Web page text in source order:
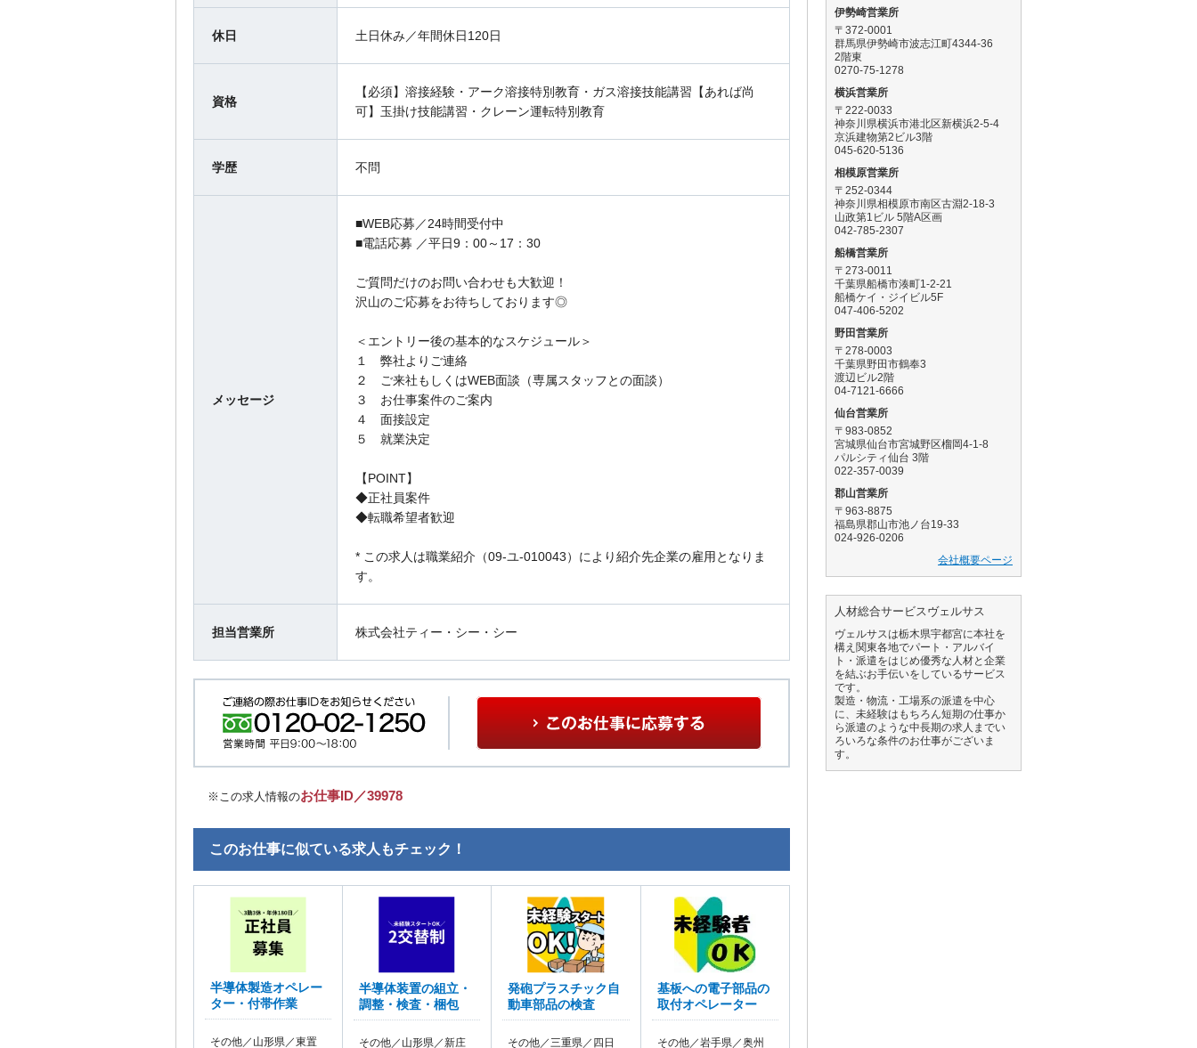
休日 土日休み／年間休日120日
資格
【必須】溶接経験・アーク溶接特別教育・ガス溶接技能講習【あれば尚
可】玉掛け技能講習・クレーン運転特別教育
学歴 不問
メッセージ
■WEB応募／24時間受付中
■電話応募 ／平日9：00～17：30
ご質問だけのお問い合わせも大歓迎！
沢山のご応募をお待ちしております◎
＜エントリー後の基本的なスケジュール＞
１ 弊社よりご連絡
２ ご来社もしくはWEB面談（専属スタッフとの面談）
３ お仕事案件のご案内
４ 面接設定
５ 就業決定
【POINT】
◆正社員案件
◆転職希望者歓迎
* この求人は職業紹介（09-ユ-010043）により紹介先企業の雇用となりま
す。
担当営業所 株式会社ティー・シー・シー
※この求人情報のお仕事ID／39978
このお仕事に似ている求人もチェック！
半導体製造オペレー
ター・付帯作業
その他／山形県／東置
半導体装置の組立・
調整・検査・梱包
その他／山形県／新庄
発砲プラスチック自
動車部品の検査
その他／三重県／四日
基板への電子部品の
取付オペレーター
その他／岩手県／奥州
伊勢崎営業所
〒372-0001
群馬県伊勢崎市波志江町4344-36
2階東
0270-75-1278
横浜営業所
〒222-0033
神奈川県横浜市港北区新横浜2-5-4
京浜建物第2ビル3階
045-620-5136
相模原営業所
〒252-0344
神奈川県相模原市南区古淵2-18-3
山政第1ビル 5階A区画
042-785-2307
船橋営業所
〒273-0011
千葉県船橋市湊町1-2-21
船橋ケイ・ジイビル5F
047-406-5202
野田営業所
〒278-0003
千葉県野田市鶴奉3
渡辺ビル2階
04-7121-6666
仙台営業所
〒983-0852
宮城県仙台市宮城野区榴岡4-1-8
パルシティ仙台 3階
022-357-0039
郡山営業所
〒963-8875
福島県郡山市池ノ台19-33
024-926-0206
会社概要ページ
人材総合サービスヴェルサス
ヴェルサスは栃木県宇都宮に本社を
構え関東各地でパート・アルバイ
ト・派遣をはじめ優秀な人材と企業
を結ぶお手伝いをしているサービス
です。
製造・物流・工場系の派遣を中心
に、未経験はもちろん短期の仕事か
ら派遣のような中長期の求人までい
ろいろな条件のお仕事がございま
す。